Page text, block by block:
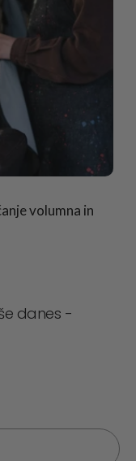
volumna in
danes -